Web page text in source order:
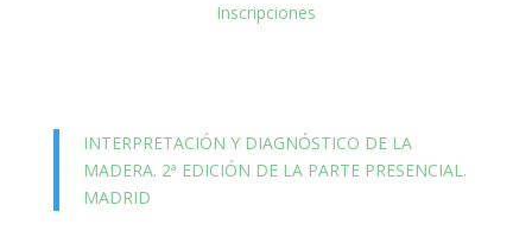
Inscripciones
INTERPRETACIÓN Y DIAGNÓSTICO DE LA
MADERA. 2ª EDICIÓN DE LA PARTE PRESENCIAL.
MADRID